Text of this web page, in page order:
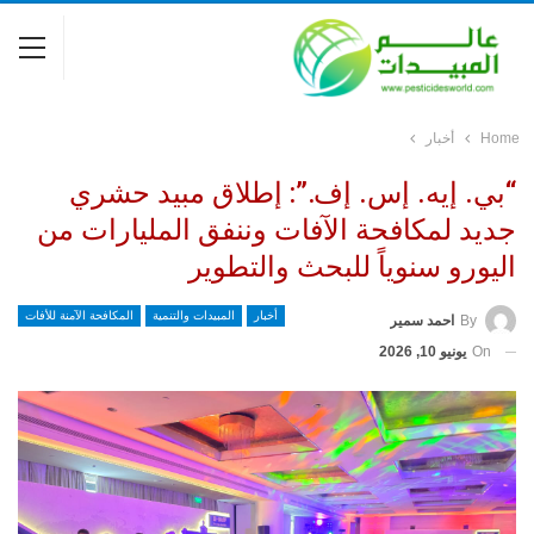
Home أخبار
“بي. إيه. إس. إف.”: إطلاق مبيد حشري
جديد لمكافحة الآفات وننفق المليارات من
اليورو سنوياً للبحث والتطوير
أخبار المبيدات والتنمية المكافحة الآمنة للأفات By احمد سمير
On يونيو 10, 2026